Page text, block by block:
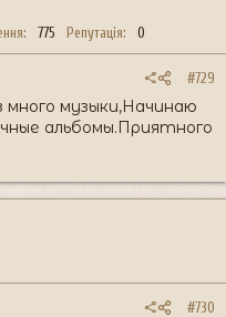
775 Репутація 0
#729
музыки,Начинаю
альбомы.Приятного
#730